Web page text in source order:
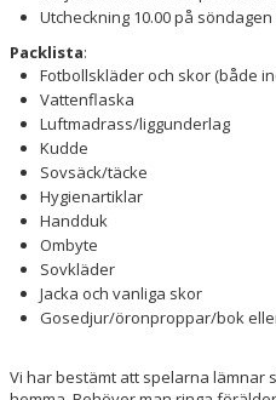
DOKUMENT
KONTAKT
Utcheckning 10.00 på
Packlista:
Fotbollskläder och skor (både
Vattenflaska
Luftmadrass/liggunderlag
Kudde
Sovsäck/täcke
Hygienartiklar
Handduk
Ombyte
Sovkläder
Jacka och vanliga skor
Gosedjur/öronproppar/bok
Vi har bestämt att spelarna lämnar